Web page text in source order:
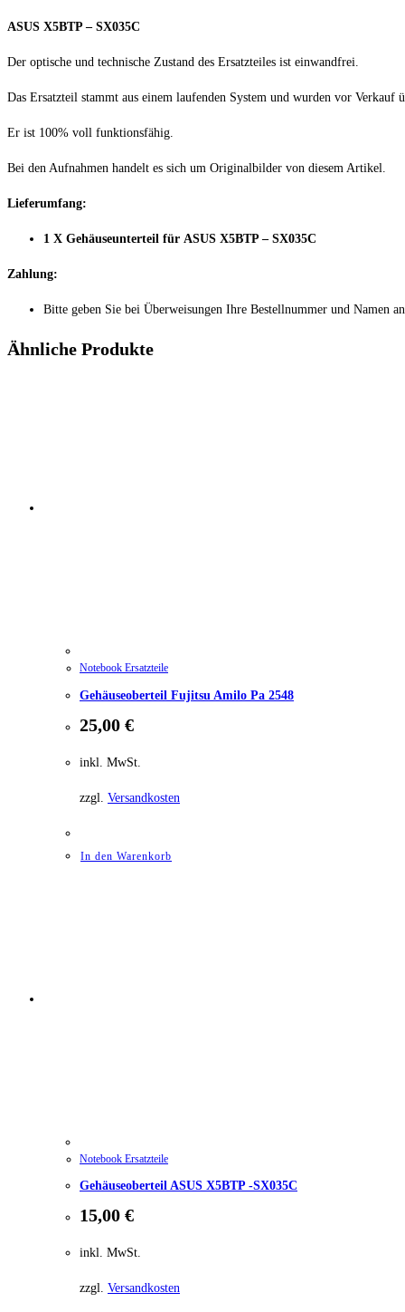
ASUS X5BTP – SX035C
Der optische und technische Zustand des Ersatzteiles ist einwandfrei.
Das Ersatzteil stammt aus einem laufenden System und wurden vor Verkauf
Er ist 100% voll funktionsfähig.
Bei den Aufnahmen handelt es sich um Originalbilder von diesem Artikel.
Lieferumfang:
1 X Gehäuseunterteil für ASUS X5BTP – SX035C
Zahlung:
Bitte geben Sie bei Überweisungen Ihre Bestellnummer und Namen
Ähnliche Produkte
Notebook Ersatzteile
Gehäuseoberteil Fujitsu Amilo Pa 2548
25,00 €
inkl. MwSt.
zzgl. Versandkosten
In den Warenkorb
Notebook Ersatzteile
Gehäuseoberteil ASUS X5BTP -SX035C
15,00 €
inkl. MwSt.
zzgl. Versandkosten